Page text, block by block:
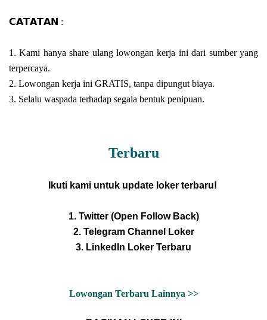
𝗖𝗔𝗧𝗔𝗧𝗔𝗡 :
1. Kami hanya share ulang lowongan kerja ini dari sumber yang
terpercaya.
2. Lowongan kerja ini GRATIS, tanpa dipungut biaya.
3. Selalu waspada terhadap segala bentuk penipuan.
Terbaru
Ikuti kami untuk update loker terbaru!
1. Twitter (Open Follow Back)
2. Telegram Channel Loker
3. LinkedIn Loker Terbaru
Lowongan Terbaru Lainnya >>